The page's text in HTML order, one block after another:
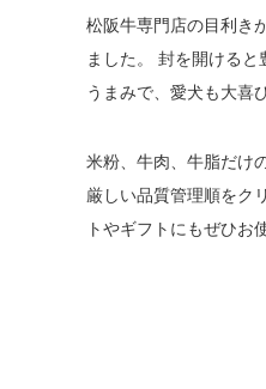
松阪牛専門店の目利き
ました。 封を開ける
うまみで、愛犬も大喜
米粉、牛肉、牛脂だけ
厳しい品質管理順をク
トやギフトにもぜひお